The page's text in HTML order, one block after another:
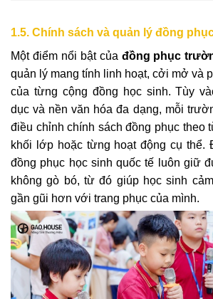
1.5. Chính sách và quản lý đồng
Một điểm nổi bật của đồng phục
quản lý mang tính linh hoạt, cởi mở và
của từng cộng đồng học sinh. Tùy
dục và nền văn hóa đa dạng, mỗi
điều chỉnh chính sách đồng phục theo
khối lớp hoặc từng hoạt động cụ thể.
đồng phục học sinh quốc tế luôn giữ
không gò bó, từ đó giúp học sinh
gần gũi hơn với trang phục của mình.